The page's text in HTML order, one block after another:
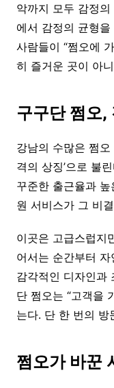
악까지 모두 감정
에서 감정의 균형
사람들이 “쩜오에
히 즐거운 곳이 아
구구단 쩜오,
강남의 수많은 쩜
격의 상징’으로 불
꾸준한 출근율과
원 서비스가 그 비
이곳은 고급스럽지
어서는 순간부터
감각적인 디자인과
단 쩜오는 “고객을
는다. 단 한 번의 방
쩜오가 바꾼